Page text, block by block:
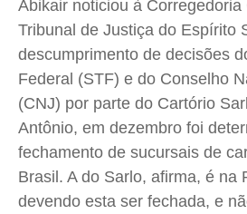
Economia
Cultura
Colunas
Caetano Roque
Jr Mignone (in memorian)
Wanda Sily
Economia
Cultura
Colunas
Caetano Roque
Jr Mignone (in memorian)
Wanda Sily
Economia
Cultura
Colunas
Caetano Roque
Jr Mignone (in memorian)
Wanda Sily
Economia
Cultura
Colunas
Caetano Roque
Jr Mignone (in memorian)
Wanda Sily
Abikair noticiou à
Tribunal de Justiça do Espírito
descumprimento de decisões
Federal (STF) e do Conselho
(CNJ) por parte do Cartório
Antônio, em dezembro foi
fechamento de sucursais de
Brasil. A do Sarlo, afirma, é na
devendo esta ser fechada, e